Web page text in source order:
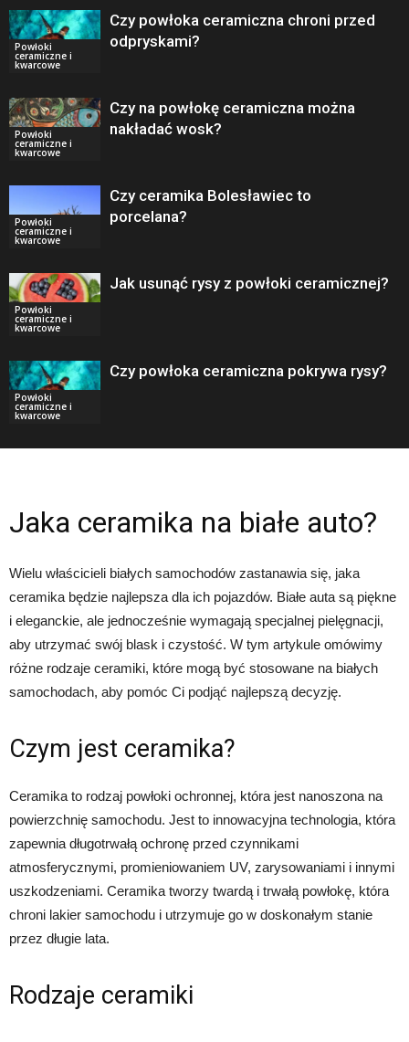
Powłoki
ceramiczne i
kwarcowe
Czy powłoka ceramiczna chroni przed
odpryskami?
Powłoki
ceramiczne i
kwarcowe
Czy na powłokę ceramiczna można
nakładać wosk?
Powłoki
ceramiczne i
kwarcowe
Czy ceramika Bolesławiec to
porcelana?
Powłoki
ceramiczne i
kwarcowe
Jak usunąć rysy z powłoki ceramicznej?
Powłoki
ceramiczne i
kwarcowe
Czy powłoka ceramiczna pokrywa rysy?
Jaka ceramika na białe auto?
Wielu właścicieli białych samochodów zastanawia się, jaka
ceramika będzie najlepsza dla ich pojazdów. Białe auta są piękne
i eleganckie, ale jednocześnie wymagają specjalnej pielęgnacji,
aby utrzymać swój blask i czystość. W tym artykule omówimy
różne rodzaje ceramiki, które mogą być stosowane na białych
samochodach, aby pomóc Ci podjąć najlepszą decyzję.
Czym jest ceramika?
Ceramika to rodzaj powłoki ochronnej, która jest nanoszona na
powierzchnię samochodu. Jest to innowacyjna technologia, która
zapewnia długotrwałą ochronę przed czynnikami
atmosferycznymi, promieniowaniem UV, zarysowaniami i innymi
uszkodzeniami. Ceramika tworzy twardą i trwałą powłokę, która
chroni lakier samochodu i utrzymuje go w doskonałym stanie
przez długie lata.
Rodzaje ceramiki